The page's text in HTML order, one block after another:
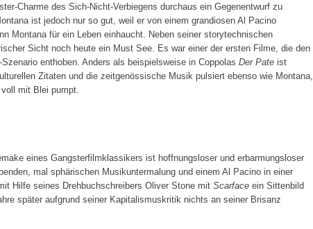
Charme des Sich-Nicht-Verbiegens durchaus ein Gegenentwurf zu
ist jedoch nur so gut, weil er von einem grandiosen Al Pacino
Montana für ein Leben einhaucht. Neben seiner storytechnischen
Sicht noch heute ein Must See. Es war einer der ersten Filme, die den
enthoben. Anders als beispielsweise in Coppolas Der Pate ist
Zitaten und die zeitgenössische Musik pulsiert ebenso wie Montana,
mit Blei pumpt.
eines Gangsterfilmklassikers ist hoffnungsloser und erbarmungsloser
mal sphärischen Musikuntermalung und einem Al Pacino in einer
Hilfe seines Drehbuchschreibers Oliver Stone mit Scarface ein Sittenbild
später aufgrund seiner Kapitalismuskritik nichts an seiner Brisanz